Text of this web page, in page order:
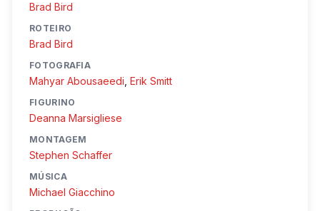
Brad Bird
ROTEIRO
Brad Bird
FOTOGRAFIA
Mahyar Abousaeedi Erik Smitt
FIGURINO
Deanna Marsigliese
MONTAGEM
Stephen Schaffer
MÚSICA
Michael Giacchino